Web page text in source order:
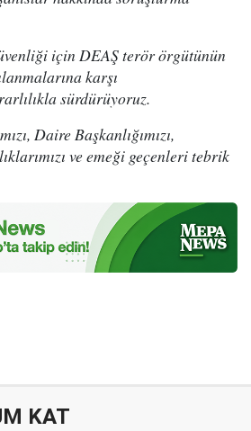
için DEAŞ terör örgütünün
karşı
sürdürüyoruz.
Daire Başkanlığımızı,
ve emeği geçenleri tebrik
KAT